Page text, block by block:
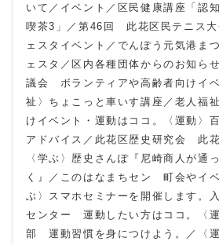
いて／イベント／区民健康講座「認
喫茶3」／第46回 此花区民テニス大
ェスタイベント／でんぽう元気港ま
ェスタ／区内各種団体からのお知ら
議会 ボランティアや高齢者向けイ
祉〉ちょこっと車いす講座／老人福
けイベント・運動はココ。〈運動〉
アドバイス／此花区歴史研究会 此花
〈学ぶ〉歴史さんぽ『尼崎商人が通
く』／このはなまちセン 町会やイ
ぶ〉スマホセミナーを開催します。
センター 運動したい方はココ。〈
部 運動習慣を身につけよう。／〈